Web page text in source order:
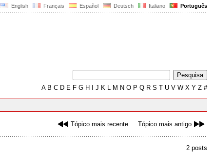
English Français Español Deutsch Italiano Português
AB C D E F G H J K L M N O P Q R S T U V W X Y Z #
Tópico mais recente Tópico mais antigo
2 posts